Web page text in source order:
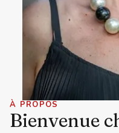
À PROPOS
Bienvenue